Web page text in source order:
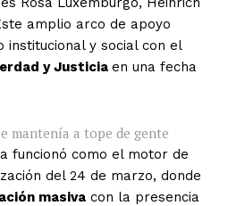
amplio arco de apoyo
y social con el
y Justicia en una fecha
mantenía a tope de gente
funcionó como el motor de
del 24 de marzo, donde
masiva con la presencia